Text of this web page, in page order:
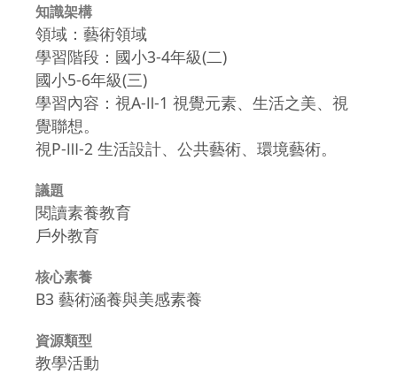
知識架構
領域：藝術領域
學習階段：國小3-4年級(二)
國小5-6年級(三)
學習內容：視A-Ⅱ-1 視覺元素、生活之美、視
覺聯想。
視P-Ⅲ-2 生活設計、公共藝術、環境藝術。
議題
閱讀素養教育
戶外教育
核心素養
B3 藝術涵養與美感素養
資源類型
教學活動